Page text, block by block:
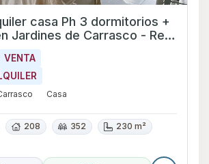
casa Ph 3 dormitorios +
Jardines de Carrasco - Ref
VENTA
Casa
208 352
230 m²